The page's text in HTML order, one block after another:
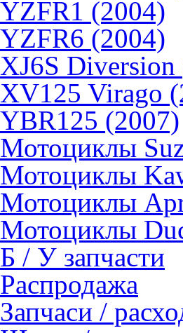
YZFR1 (2004)
YZFR6 (2004)
XJ6S Diversion
XV125 Virago
YBR125 (2007)
Мотоциклы
Мотоциклы
Мотоциклы
Мотоциклы
Б / У запчасти
Распродажа
Запчаси /